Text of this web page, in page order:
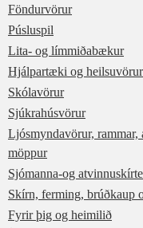
Föndurvörur
Púsluspil
Lita- og límmiðabækur
Hjálpartæki og heilsuvörur
Skólavörur
Sjúkrahúsvörur
Ljósmyndavörur, rammar,
möppur
Sjómanna-og
Skírn, ferming, brúðkaup
Fyrir þig og heimilið